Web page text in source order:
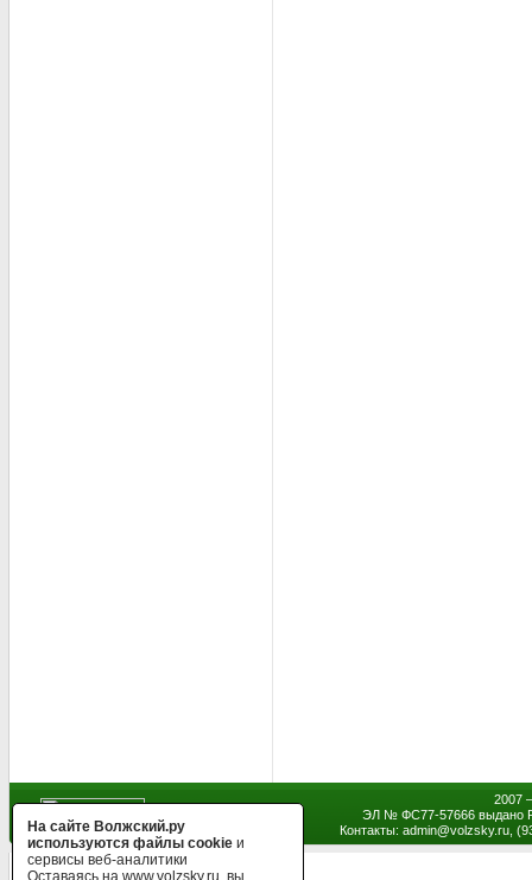
2007
ЭЛ № ФС77-57666 выдано
Контакты: admin@volzsky.ru,
На сайте Волжский.ру
используются файлы cookie и
сервисы веб-аналитики
Оставаясь на www.volzsky.ru, вы